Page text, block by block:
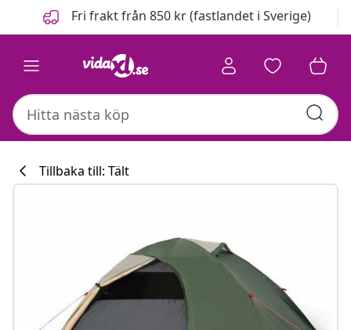
FöregåendeFri frakt från 850 kr (fastlandet i Sverige)
Tillbaka till: Tält